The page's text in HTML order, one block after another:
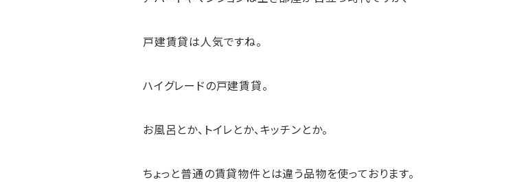
戸建賃貸は人気ですね。
ハイグレードの戸建賃貸。
お風呂とか、トイレとか、キッチンとか。
ちょっと普通の賃貸物件とは違う品物を使っております。